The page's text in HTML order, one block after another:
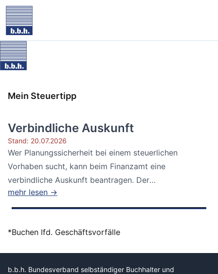
Mein Steuertipp
Verbindliche Auskunft
Stand: 20.07.2026
Wer Planungssicherheit bei einem steuerlichen
Vorhaben sucht, kann beim Finanzamt eine
verbindliche Auskunft beantragen. Der
Bundesfinanzhof...
mehr lesen →
*Buchen lfd. Geschäftsvorfälle
b.b.h. Bundesverband selbständiger Buchhalter und